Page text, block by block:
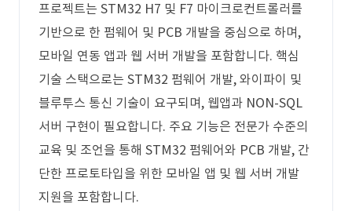
프로젝트는 STM32 H7 및 F7 마이크로컨트롤러를
기반으로 한 펌웨어 및 PCB 개발을 중심으로 하며,
모바일 연동 앱과 웹 서버 개발을 포함합니다. 핵심
기술 스택으로는 STM32 펌웨어 개발, 와이파이 및
블루투스 통신 기술이 요구되며, 웹앱과 NON-SQL
서버 구현이 필요합니다. 주요 기능은 전문가 수준의
교육 및 조언을 통해 STM32 펌웨어와 PCB 개발, 간
단한 프로토타입을 위한 모바일 앱 및 웹 서버 개발
지원을 포함합니다.